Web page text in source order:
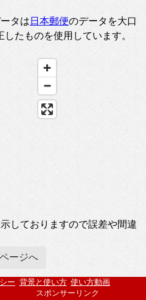
タは日本郵便のデータを大口
たものを使用しています。
しておりますので誤差や間違
ージへ
ー 背景と使い方 使い方動画
スポンサーリンク